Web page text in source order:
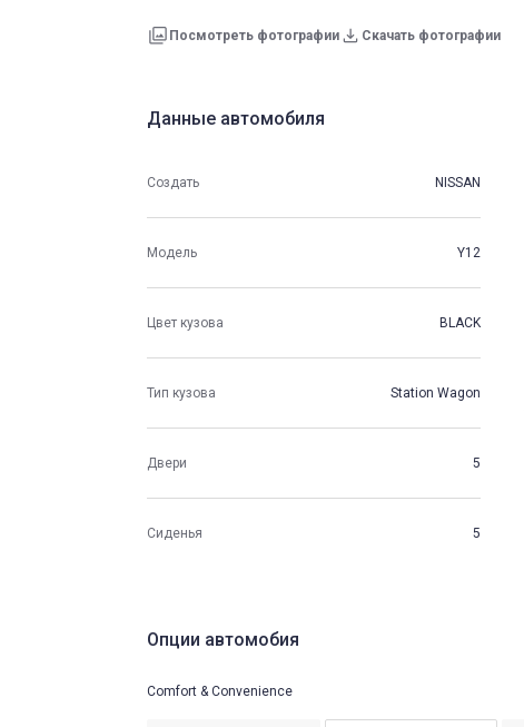
Посмотреть фотографии Скачать фотографии
Данные автомобиля
Создать NISSAN
Модель Y12
Цвет кузова BLACK
Тип кузова Station Wagon
Двери 5
Сиденья 5
Опции автомобия
Comfort & Convenience